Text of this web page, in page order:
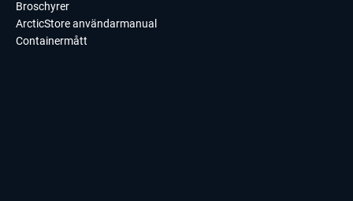
Broschyrer
ArcticStore användarmanual
Containermått